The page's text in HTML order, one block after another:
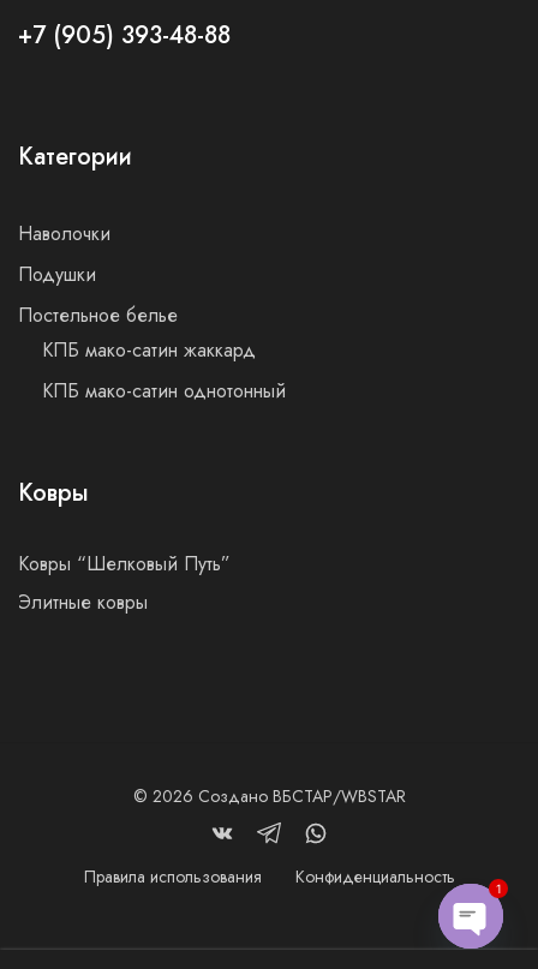
+7 (905) 393-48-88
Категории
Наволочки
Подушки
Постельное белье
КПБ мако-сатин жаккард
КПБ мако-сатин однотонный
Ковры
Ковры “Шелковый Путь”
Элитные ковры
© 2026 Создано ВБСТАР/WBSTAR
Правила использования Конфиденциальность
1